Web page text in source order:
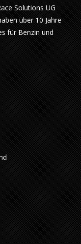
Solutions UG
über 10 Jahre
für Benzin und